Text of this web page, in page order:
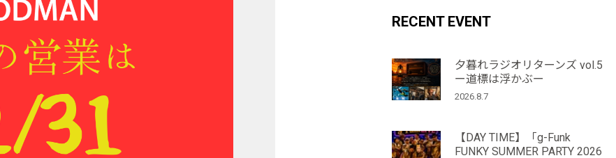
RECENT EVENT
夕暮れラジオリターンズ vol.5
ー道標は浮かぶー
2026.8.7
【DAY TIME】「g-Funk
FUNKY SUMMER PARTY 2026